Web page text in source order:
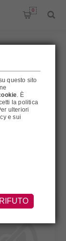
0
questo sito
. È
la politica
ulteriori
e sui
RIFUTO